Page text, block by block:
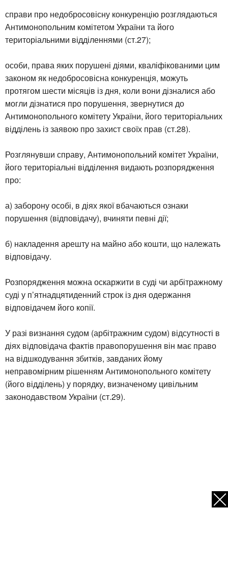
справи про недобросовісну конкуренцію розглядаються
Антимонопольним комітетом України та його
територіальними відділеннями (ст.27);
особи, права яких порушені діями, кваліфікованими цим
законом як недобросовісна конкуренція, можуть
протягом шести місяців із дня, коли вони дізналися або
могли дізнатися про порушення, звернутися до
Антимонопольного комітету України, його територіальних
відділень із заявою про захист своїх прав (ст.28).
Розглянувши справу, Антимонопольний комітет України,
його територіальні відділення видають розпорядження
про:
а) заборону особі, в діях якої вбачаються ознаки
порушення (відповідачу), вчиняти певні дії;
б) накладення арешту на майно або кошти, що належать
відповідачу.
Розпорядження можна оскаржити в суді чи арбітражному
суді у п’ятнадцятиденний строк із дня одержання
відповідачем його копії.
У разі визнання судом (арбітражним судом) відсутності в
діях відповідача фактів правопорушення він має право
на відшкодування збитків, завданих йому
неправомірним рішенням Антимонопольного комітету
(його відділень) у порядку, визначеному цивільним
законодавством України (ст.29).